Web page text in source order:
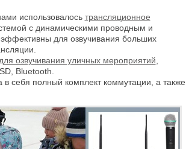
использовалось трансляционное
с динамическими проводным и
для озвучивания больших
озвучивания уличных мероприятий
Bluetooth
в себя полный комплект коммутации, а также